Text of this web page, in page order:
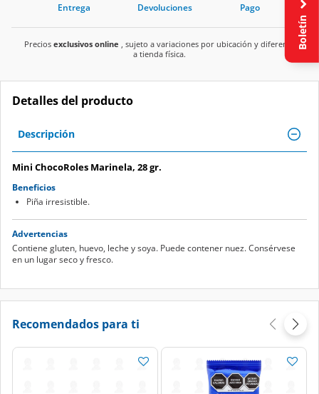
Entrega Devoluciones Pago
Precios exclusivos online , sujeto a variaciones por ubicación y diferente
a tienda física.
Detalles del producto
Descripción
Mini ChocoRoles Marinela, 28 gr.
Beneficios
Piña irresistible.
Advertencias
Contiene gluten, huevo, leche y soya. Puede contener nuez. Consérvese
en un lugar seco y fresco.
Recomendados para ti
Boletín